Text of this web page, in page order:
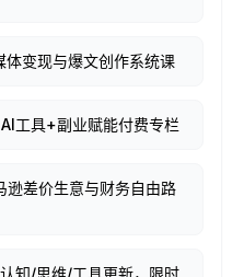
体变现与爆文创作系统课
工具+副业赋能付费专栏
逊差价生意与财务自由路
知/思维/工具更新，限时